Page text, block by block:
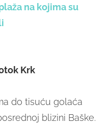
na kojima su
Krk
do tisuću golaća
blizini Baške.